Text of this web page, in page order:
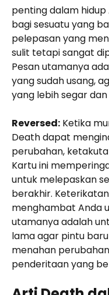
penting dalam
bagi sesuatu yang
pelepasan yang
sulit tetapi sangat
Pesan utamanya
yang sudah usang,
yang lebih segar
Reversed: Ketika
Death dapat
perubahan,
Kartu ini
untuk melepaskan
berakhir.
menghambat Anda
utamanya adalah
lama agar pintu
menahan
penderitaan yang